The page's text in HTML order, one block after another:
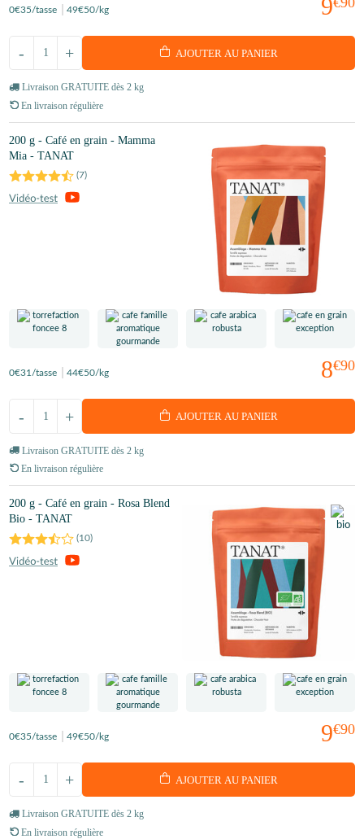
9
0€35/tasse 49€50/kg
+
- AJOUTER AU PANIER
Livraison GRATUITE dès 2 kg
En livraison régulière
200 g - Café en grain - Mamma
Mia - TANAT
(7)
8€90
0€31/tasse 44€50/kg
+
- AJOUTER AU PANIER
Livraison GRATUITE dès 2 kg
En livraison régulière
200 g - Café en grain - Rosa Blend
Bio - TANAT
(10)
9€90
0€35/tasse 49€50/kg
+
- AJOUTER AU PANIER
Livraison GRATUITE dès 2 kg
En livraison régulière